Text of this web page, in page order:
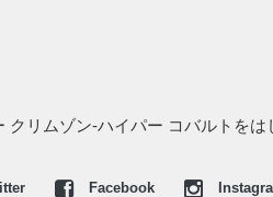
リムゾン-ハイパー コバルトを
Facebook